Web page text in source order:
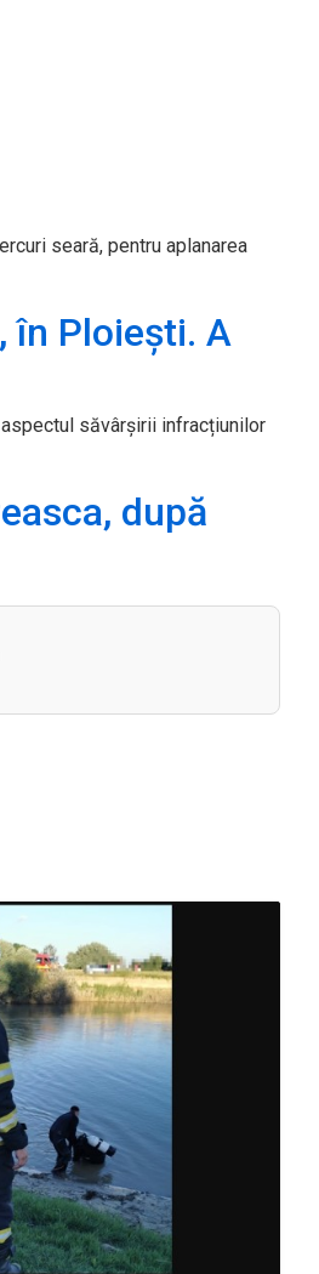
seară, pentru aplanarea
în Ploiești. A
săvârșirii infracțiunilor
după